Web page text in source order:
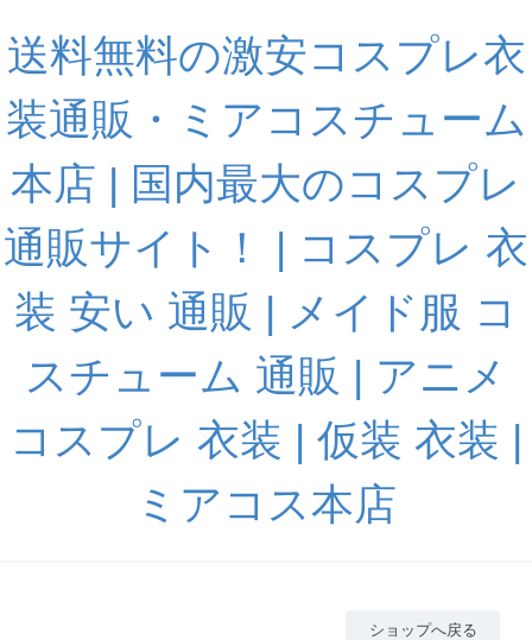
送料無料の激安コスプレ衣
装通販・ミアコスチューム
本店 | 国内最大のコスプレ
通販サイト！ | コスプレ 衣
装 安い 通販 | メイド服 コ
スチューム 通販 | アニメ
コスプレ 衣装 | 仮装 衣装 |
ミアコス本店
ショップへ戻る